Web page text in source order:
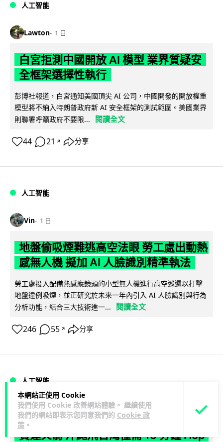
本網站正使用 Cookie
我們使用 Cookie 改善網站體驗。 繼續使用
我們的網站即表示您同意我們的 Cookie 政
策 。
人工智能
Lawton 1 日
白宮拒測中國開放 AI 模型 業界質疑安
全框架選擇性執行
彭博社報道，白宮通知美國頂尖 AI 公司，中國開發的開放權重
模型將不納入特朗普政府新 AI 安全框架的測試範圍。美國業界
則聯署呼籲政府不要限...
閱讀全文
44 21 ↗ 分享
人工智能
Vin 1 日
地盤偷吸煙難逃高空法眼 勞工處出動熱
感無人機 擬加 AI 人臉識別精準執法
勞工處投入配備熱感應鏡頭的小型無人機進行高空巡邏以打擊
地盤違例吸煙，並正研究於未來一年內引入 AI 人臉識別與行為
分析功能，結合三大技術進一...
閱讀全文
246 55 ↗ 分享
人工智能
Lawton 1 日
貨運火箭 沖繩飛台灣僅需 15 分鐘 Hop